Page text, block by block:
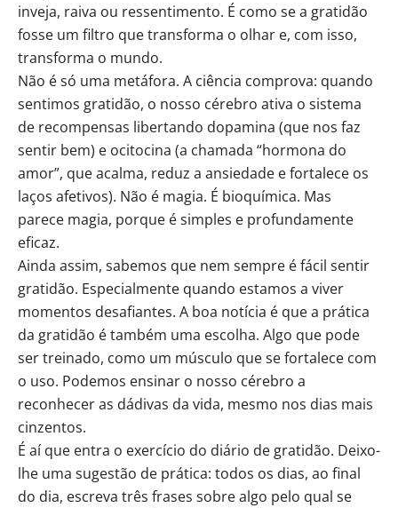
inveja, raiva ou ressentimento. É como se a gratidão
fosse um filtro que transforma o olhar e, com isso,
transforma o mundo.
Não é só uma metáfora. A ciência comprova: quando
sentimos gratidão, o nosso cérebro ativa o sistema
de recompensas libertando dopamina (que nos faz
sentir bem) e ocitocina (a chamada “hormona do
amor”, que acalma, reduz a ansiedade e fortalece os
laços afetivos). Não é magia. É bioquímica. Mas
parece magia, porque é simples e profundamente
eficaz.
Ainda assim, sabemos que nem sempre é fácil sentir
gratidão. Especialmente quando estamos a viver
momentos desafiantes. A boa notícia é que a prática
da gratidão é também uma escolha. Algo que pode
ser treinado, como um músculo que se fortalece com
o uso. Podemos ensinar o nosso cérebro a
reconhecer as dádivas da vida, mesmo nos dias mais
cinzentos.
É aí que entra o exercício do diário de gratidão. Deixo-
lhe uma sugestão de prática: todos os dias, ao final
do dia, escreva três frases sobre algo pelo qual se